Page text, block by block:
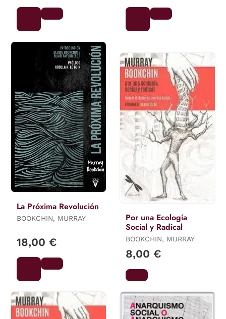
La Próxima Revolución
BOOKCHIN, MURRAY
18,00 €
Por una Ecología
Social y Radical
BOOKCHIN, MURRAY
8,00 €